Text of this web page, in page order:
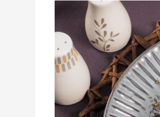
Бигус с рисом